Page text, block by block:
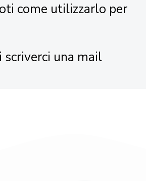
come utilizzarlo per
una mail